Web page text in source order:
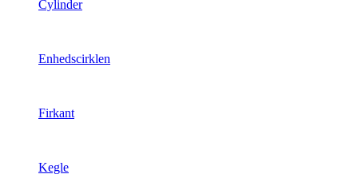
Cylinder
Enhedscirklen
Firkant
Kegle